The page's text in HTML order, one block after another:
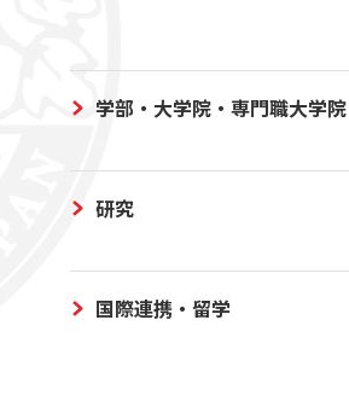
学部・大学院・専門職大学院
研究
国際連携・留学